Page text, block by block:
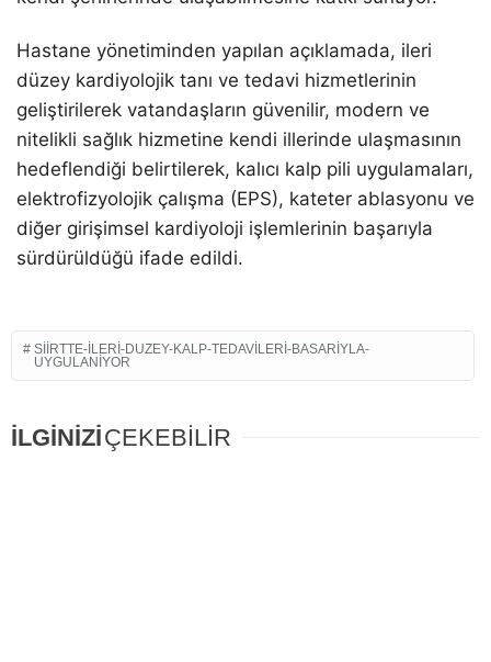
Hastane yönetiminden yapılan açıklamada, ileri
düzey kardiyolojik tanı ve tedavi hizmetlerinin
geliştirilerek vatandaşların güvenilir, modern ve
nitelikli sağlık hizmetine kendi illerinde ulaşmasının
hedeflendiği belirtilerek, kalıcı kalp pili uygulamaları,
elektrofizyolojik çalışma (EPS), kateter ablasyonu ve
diğer girişimsel kardiyoloji işlemlerinin başarıyla
sürdürüldüğü ifade edildi.
SIIRTTE-ILERI-DUZEY-KALP-TEDAVILERI-BASARIYLA-
UYGULANIYOR
İLGİNİZİÇEKEBİLİR